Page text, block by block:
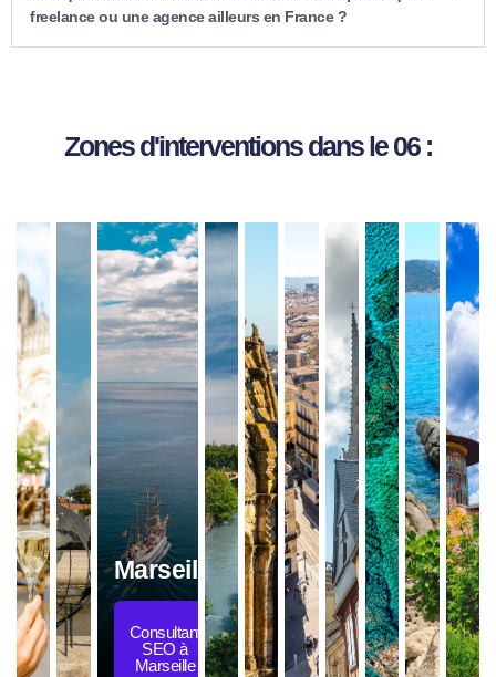
freelance ou une agence ailleurs en France ?
Zones d'interventions dans le 06 :
Marseille
Consultant
SEO à
Marseille